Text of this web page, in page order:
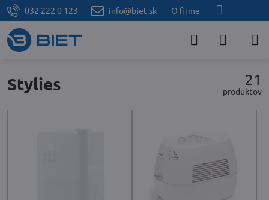
032 222 0 123 info@biet.sk O firme
Stylies 21
produktov